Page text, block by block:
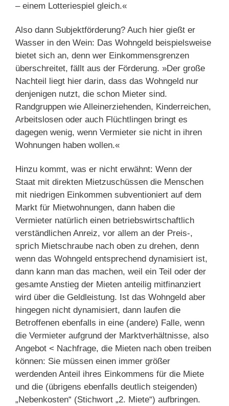
– einem Lotteriespiel gleich.«
Also dann Subjektförderung? Auch hier gießt er
Wasser in den Wein: Das Wohngeld beispielsweise
bietet sich an, denn wer Einkommensgrenzen
überschreitet, fällt aus der Förderung. »Der große
Nachteil liegt hier darin, dass das Wohngeld nur
denjenigen nutzt, die schon Mieter sind.
Randgruppen wie Alleinerziehenden, Kinderreichen,
Arbeitslosen oder auch Flüchtlingen bringt es
dagegen wenig, wenn Vermieter sie nicht in ihren
Wohnungen haben wollen.«
Hinzu kommt, was er nicht erwähnt: Wenn der
Staat mit direkten Mietzuschüssen die Menschen
mit niedrigen Einkommen subventioniert auf dem
Markt für Mietwohnungen, dann haben die
Vermieter natürlich einen betriebswirtschaftlich
verständlichen Anreiz, vor allem an der Preis-,
sprich Mietschraube nach oben zu drehen, denn
wenn das Wohngeld entsprechend dynamisiert ist,
dann kann man das machen, weil ein Teil oder der
gesamte Anstieg der Mieten anteilig mitfinanziert
wird über die Geldleistung. Ist das Wohngeld aber
hingegen nicht dynamisiert, dann laufen die
Betroffenen ebenfalls in eine (andere) Falle, wenn
die Vermieter aufgrund der Marktverhältnisse, also
Angebot < Nachfrage, die Mieten nach oben treiben
können: Sie müssen einen immer größer
werdenden Anteil ihres Einkommens für die Miete
und die (übrigens ebenfalls deutlich steigenden)
„Nebenkosten“ (Stichwort „2. Miete“) aufbringen.